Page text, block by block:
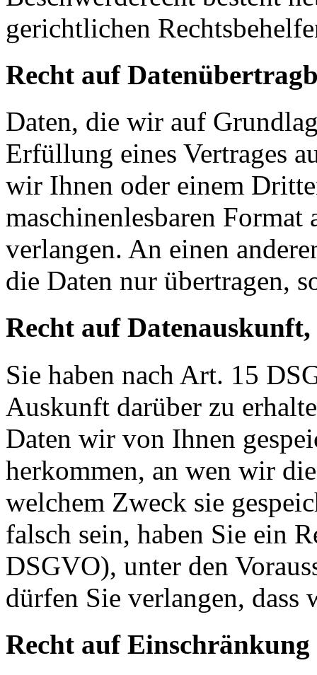
gerichtlichen
Recht auf
Daten, die wir auf
Erfüllung eines Vertrages
wir Ihnen oder einem
maschinenlesbaren Format
verlangen. An einen
die Daten nur übertragen,
Recht auf
Sie haben nach Art. 15
Auskunft darüber zu
Daten wir von Ihnen
herkommen, an wen wir
welchem Zweck sie
falsch sein, haben Sie ein
DSGVO), unter den
dürfen Sie verlangen, dass
Recht auf